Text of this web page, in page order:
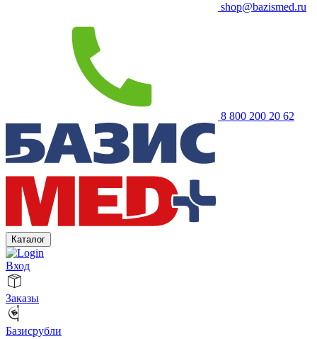
shop@bazismed.ru
8 800 200 20 62
Каталог
Вход
Заказы
Базисрубли